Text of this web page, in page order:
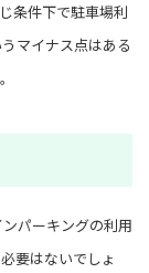
条件下で駐車場利
マイナス点はある
パーキングの利用
要はないでしょ